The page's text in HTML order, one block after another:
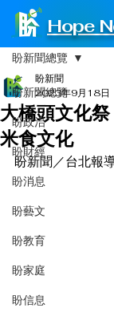
Hope
文章
盼新聞總覽
盼政治
盼財經
盼消息
盼藝文
盼教育
盼家庭
盼信息
盼新聞總覽
大橋頭文化
米食文化
盼新聞
2023年9月18日
盼新聞／台北報